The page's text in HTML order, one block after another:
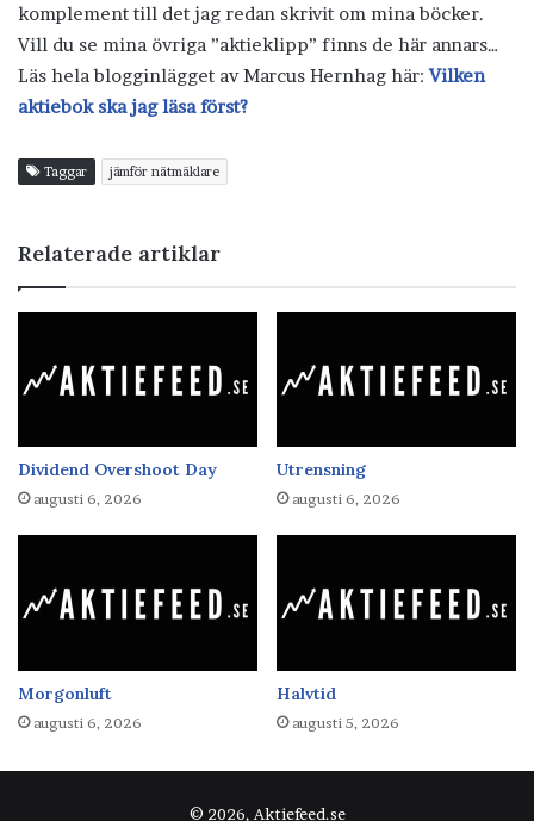
komplement till det jag redan skrivit om mina böcker.
Vill du se mina övriga ”aktieklipp” finns de här annars…
Läs hela blogginlägget av Marcus Hernhag här:Vilken
aktiebok ska jag läsa först?
Taggar jämför nätmäklare
Relaterade artiklar
Dividend Overshoot Day
augusti 6, 2026
Utrensning
augusti 6, 2026
Morgonluft
augusti 6, 2026
Halvtid
augusti 5, 2026
© 2026, Aktiefeed.se